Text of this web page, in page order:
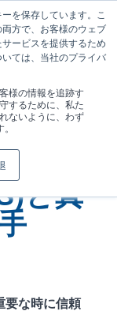
を保存しています。こ
方で、お客様のウェブ
ービスを提供するため
ては、当社のプライバ
様の情報を追跡す
するために、私た
ないように、わず
ン継手
ネク
と真
要な時に信頼